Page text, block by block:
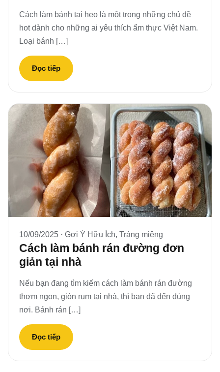
Cách làm bánh tai heo là một trong những chủ đề
hot dành cho những ai yêu thích ẩm thực Việt Nam.
Loại bánh […]
Đọc tiếp
10/09/2025 · Gợi Ý Hữu Ích, Tráng miệng
Cách làm bánh rán đường đơn
giản tại nhà
Nếu bạn đang tìm kiếm cách làm bánh rán đường
thơm ngon, giòn rụm tại nhà, thì bạn đã đến đúng
nơi. Bánh rán […]
Đọc tiếp